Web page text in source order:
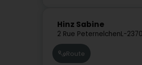
Hinz Sabine
2 Rue PeternelchenL-2370
Route